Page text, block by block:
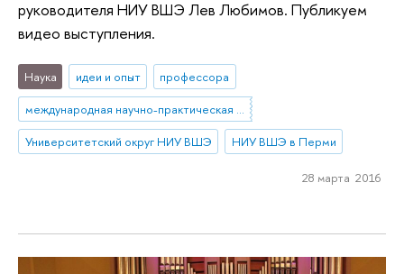
руководителя НИУ ВШЭ Лев Любимов. Публикуем
видео выступления.
Наука идеи и опыт
профессора
международная научно-практическая конференция
Университетский округ НИУ ВШЭ
НИУ ВШЭ в Перми
28 марта 2016